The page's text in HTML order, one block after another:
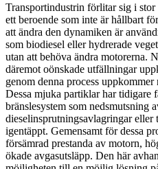
Transportindustrin förlitar sig i
ett beroende som inte är hållbart
att ändra den dynamiken är
som biodiesel eller hydrerade
utan att behöva ändra motorerna.
däremot oönskade utfällningar
genom denna process
Dessa mjuka partiklar har tidigare
bränslesystem som nedsmutsning
dieselinsprutningsavlagringar
igentäppt. Gemensamt för dessa
försämrad prestanda av motorn,
ökade avgasutsläpp. Den här